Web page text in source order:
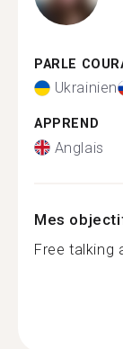
PARLE
Ukrainien
APPREND
Anglais
Mes
Free talking